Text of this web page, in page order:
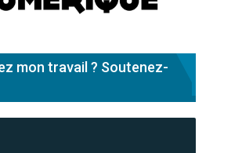
mon travail ? Soutenez-